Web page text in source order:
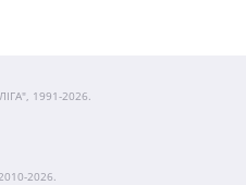
1991-2026.
2026.